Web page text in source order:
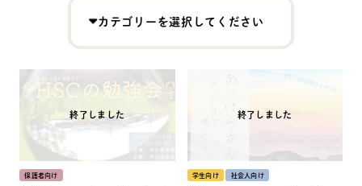
カテゴリーを選択してください
保護者向け 学生向け 社会人向け